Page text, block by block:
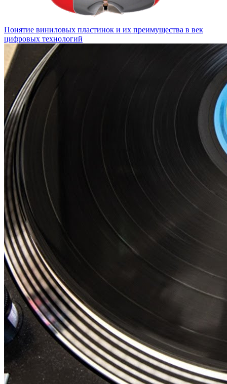
Понятие виниловых пластинок и их преимущества в век
цифровых технологий